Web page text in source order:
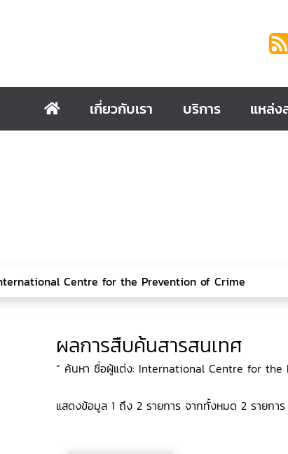
เกี่ยวกับเรา บริการ แหล่ง
ผลการสืบค้นสารสนเทศ
“ ค้นหา ชื่อผู้แต่ง: International Centre for the
แสดงข้อมูล 1 ถึง 2 รายการ จากทั้งหมด 2 รายการ